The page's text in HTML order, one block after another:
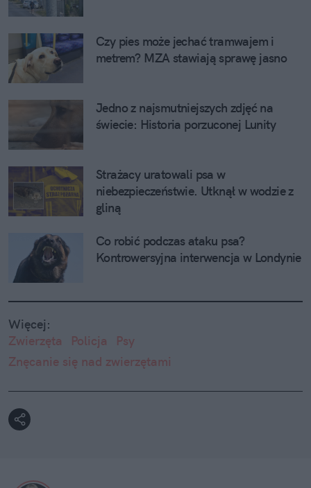
Czy pies może jechać tramwajem i
metrem? MZA stawiają sprawę jasno
Jedno z najsmutniejszych zdjęć na
świecie: Historia porzuconej Lunity
Strażacy uratowali psa w
niebezpieczeństwie. Utknął w wodzie z
gliną
Co robić podczas ataku psa?
Kontrowersyjna interwencja w Londynie
Więcej:
Zwierzęta
Policja
Psy
Znęcanie się nad zwierzętami